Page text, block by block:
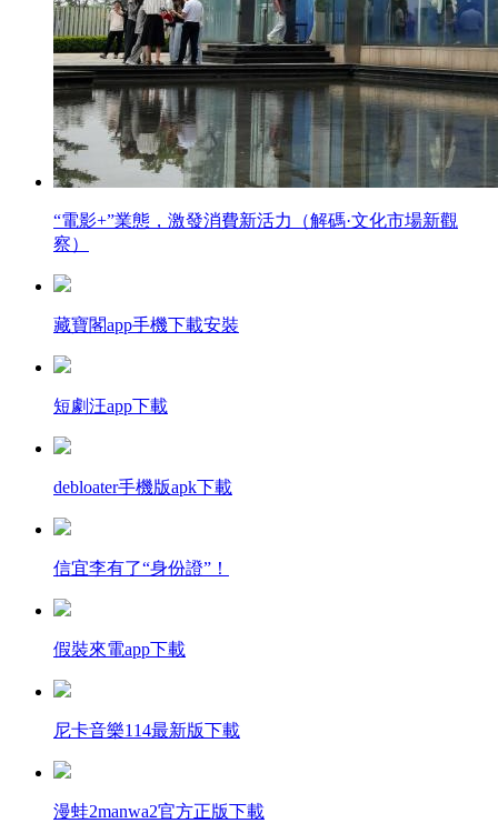
“電影+”業態，激發消費新活力（解碼·文化市場新觀
察）
藏寶閣app手機下載安裝
短劇汪app下載
debloater手機版apk下載
信宜李有了“身份證”！
假裝來電app下載
尼卡音樂114最新版下載
漫蛙2manwa2官方正版下載